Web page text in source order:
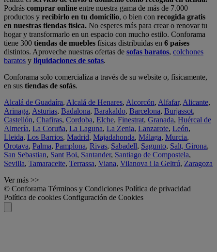
Podrás comprar online entre nuestra gama de más de 7.000
productos y recibirlo en tu domicilio, o bien con recogida gratis
en nuestras tiendas física. No esperes más para crear o renovar tu
hogar y transformarlo en un espacio con mucho estilo. Conforama
tiene 300 tiendas de muebles físicas distribuidas en 6 países
distintos. Aproveche nuestras ofertas de sofas baratos, colchones
baratos y liquidaciones de sofas.
Conforama solo comercializa a través de su website o, físicamente,
en sus tiendas de sofás.
Alcalá de Guadaíra, Alcalá de Henares, Alcorcón, Alfafar, Alicante,
Arinaga, Asturias, Badalona, Barakaldo, Barcelona, Burjassot,
Castellón, Chafiras, Cordoba, Elche, Finestrat, Granada, Huércal de
Almería, La Coruña, La Laguna, La Zenia, Lanzarote, León,
Lleida, Los Barrios, Madrid, Majadahonda, Málaga, Murcia,
Orotava, Palma, Pamplona, Rivas, Sabadell, Sagunto, Salt, Girona,
San Sebastian, Sant Boi, Santander, Santiago de Compostela,
Sevilla, Tamaraceite, Terrassa, Viana, Vilanova i la Geltrú, Zaragoza
Ver más >>
© Conforama Términos y Condiciones Política de privacidad
Política de cookies Configuración de Cookies